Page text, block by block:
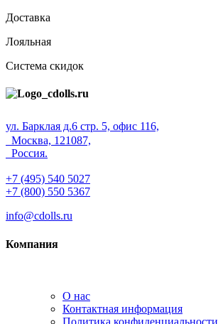
Доставка
Лояльная
Система скидок
ул. Барклая д.6 стр. 5, офис 116,
Москва, 121087,
Россия.
+7 (495) 540 5027
+7 (800) 550 5367
info@cdolls.ru
Компания
О нас
Контактная информация
Политика конфиденциальности